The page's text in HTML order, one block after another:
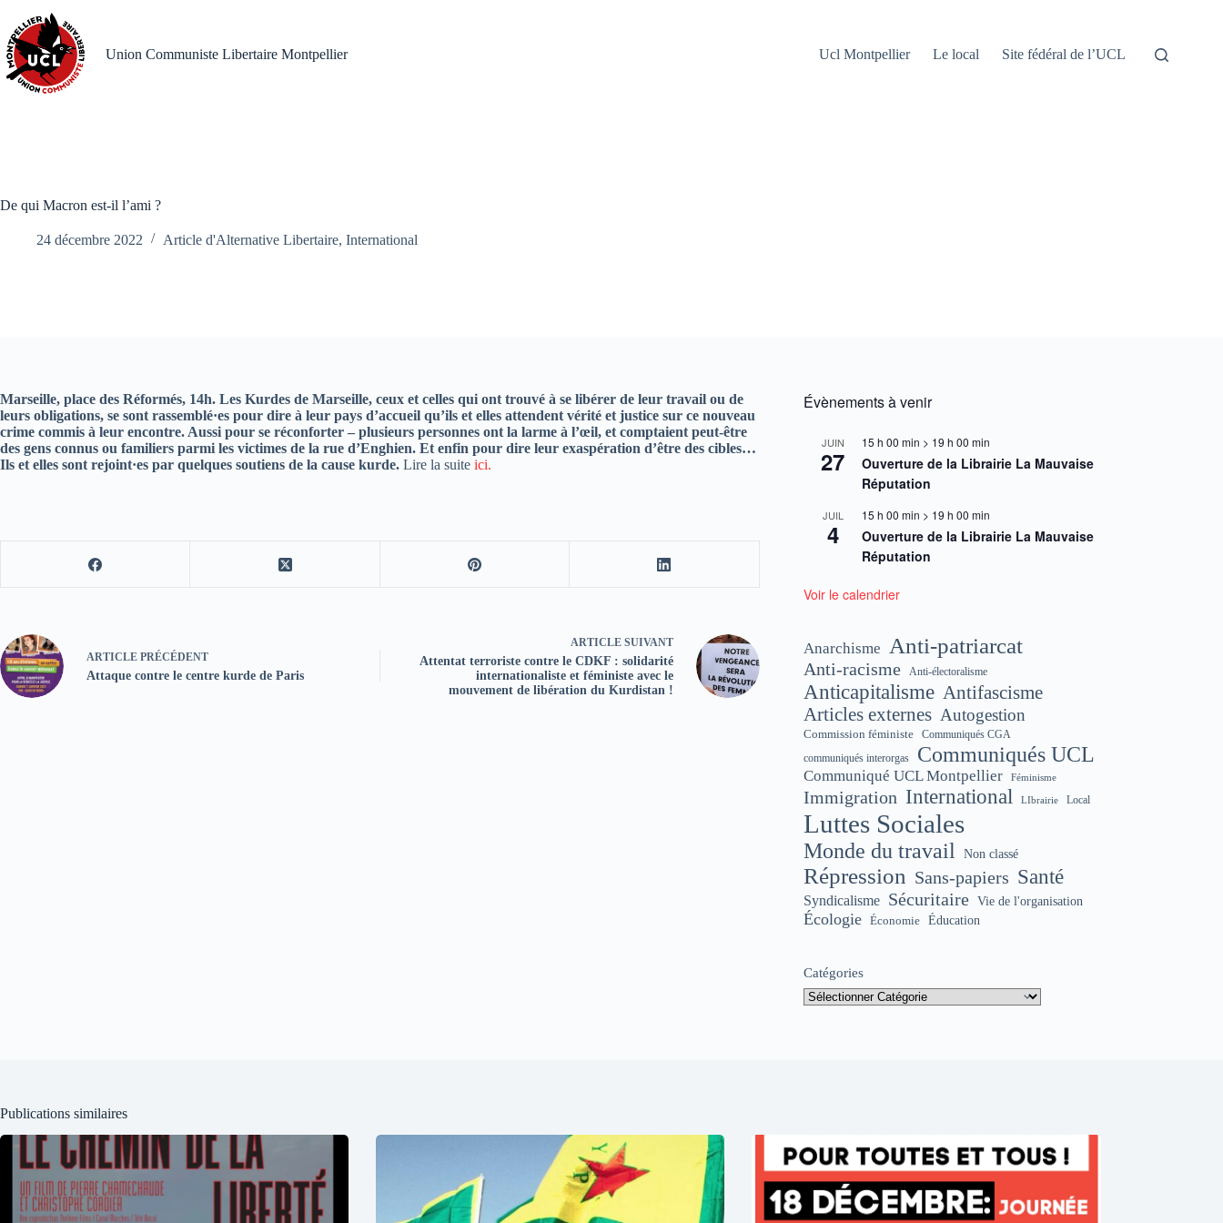
contenu
Union Communiste Libertaire Montpellier
Ucl Montpellier Le local Site fédéral de l’UCL
De qui Macron est-il l’ami ?
24 décembre 2022 Article d'Alternative Libertaire, International
Marseille, place des Réformés, 14h. Les Kurdes de Marseille, ceux et celles qui ont trouvé à se libérer de leur travail ou de
leurs obligations, se sont rassemblé·es pour dire à leur pays d’accueil qu’ils et elles attendent vérité et justice sur ce nouveau
crime commis à leur encontre. Aussi pour se réconforter – plusieurs personnes ont la larme à l’œil, et comptaient peut-être
des gens connus ou familiers parmi les victimes de la rue d’Enghien. Et enfin pour dire leur exaspération d’être des cibles…
Ils et elles sont rejoint·es par quelques soutiens de la cause kurde. Lire la suite ici.
ARTICLE PRÉCÉDENT
Attaque contre le centre kurde de Paris
ARTICLESUIVANT
Attentat terroriste contre le CDKF : solidarité
internationaliste et féministe avec le
mouvement de libération du Kurdistan !
Évènements à venir
JUIN
27
15 h 00 min > 19 h 00 min
Ouverture de la Librairie La Mauvaise
Réputation
JUIL
4
15 h 00 min > 19 h 00 min
Ouverture de la Librairie La Mauvaise
Réputation
Voir le calendrier
Anarchisme Anti-patriarcat
Anti-racisme Anti-électoralisme
Anticapitalisme Antifascisme
Articles externes Autogestion
Commission féministe Communiqués CGA
communiqués interorgas Communiqués UCL
Communiqué UCL Montpellier Féminisme
Immigration International LIbrairie Local
Luttes Sociales
Monde du travail Non classé
Répression Sans-papiers Santé
Syndicalisme Sécuritaire Vie de l'organisation
Écologie Économie Éducation
Catégories
Publications similaires